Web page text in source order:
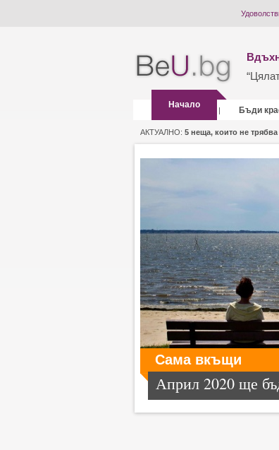
Начало
| Бъди
АКТУАЛНО: 5 неща, които не
Сама вкъщи
Април 2020 ще